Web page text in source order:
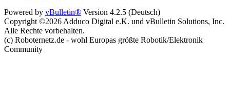
Powered by vBulletin® Version 4.2.5 (Deutsch)
Copyright ©2026 Adduco Digital e.K. und vBulletin Solutions, Inc.
Alle Rechte vorbehalten.
(c) Roboternetz.de - wohl Europas größte Robotik/Elektronik
Community